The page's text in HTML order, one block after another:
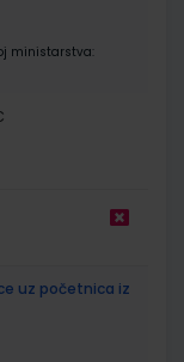
ministarstva:
uz početnica iz